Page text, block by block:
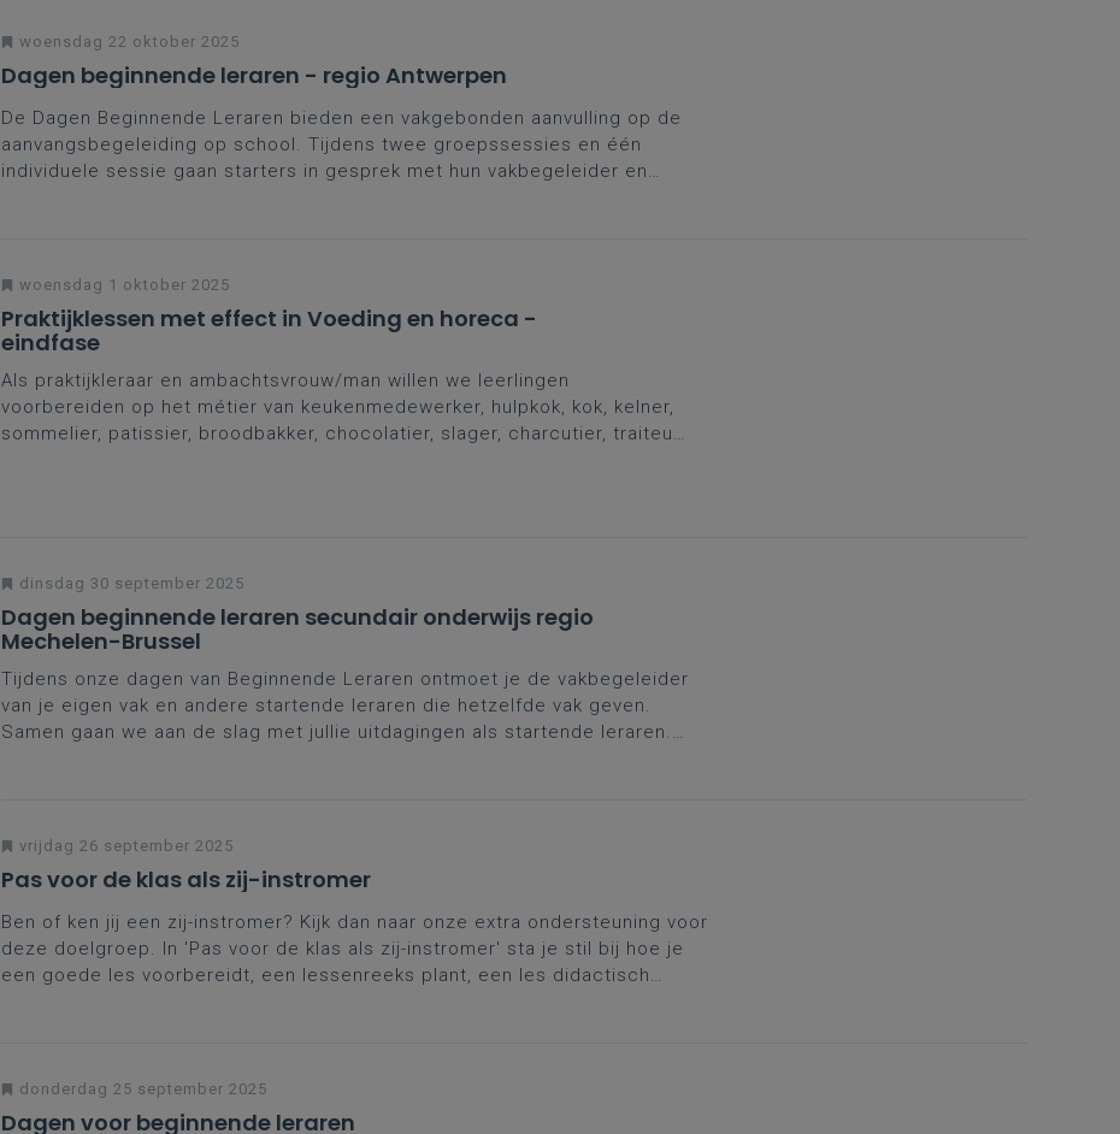
woensdag 22 oktober 2025
Dagen beginnende leraren - regio Antwerpen
De Dagen Beginnende Leraren bieden een vakgebonden aanvulling op de
aanvangsbegeleiding op school. Tijdens twee groepssessies en één
individuele sessie gaan starters in gesprek met hun vakbegeleider en
woensdag 1 oktober 2025
Praktijklessen met effect in Voeding en horeca -
eindfase
Als praktijkleraar en ambachtsvrouw/man willen we leerlingen
voorbereiden op het métier van keukenmedewerker, hulpkok, kok, kelner,
sommelier, patissier, broodbakker, chocolatier, slager, charcutier, traiteur
dinsdag 30 september 2025
Dagen beginnende leraren secundair onderwijs regio
Mechelen-Brussel
Tijdens onze dagen van Beginnende Leraren ontmoet je de vakbegeleider
van je eigen vak en andere startende leraren die hetzelfde vak geven.
Samen gaan we aan de slag met jullie uitdagingen als startende leraren.
Mechelen
vrijdag 26 september 2025
Pas voor de klas als zij-instromer
Ben of ken jij een zij-instromer? Kijk dan naar onze extra ondersteuning voor
deze doelgroep. In 'Pas voor de klas als zij-instromer' sta je stil bij hoe je
een goede les voorbereidt, een lessenreeks plant, een les didactisch
donderdag 25 september 2025
Dagen voor beginnende leraren